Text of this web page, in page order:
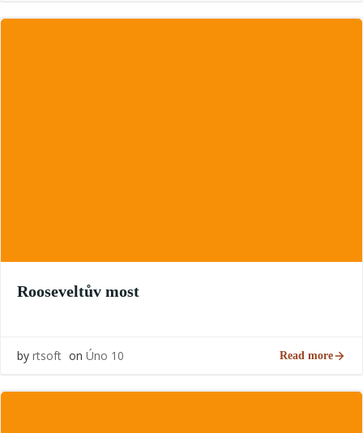
Rooseveltův most
by rtsoft on Úno 10 Read more